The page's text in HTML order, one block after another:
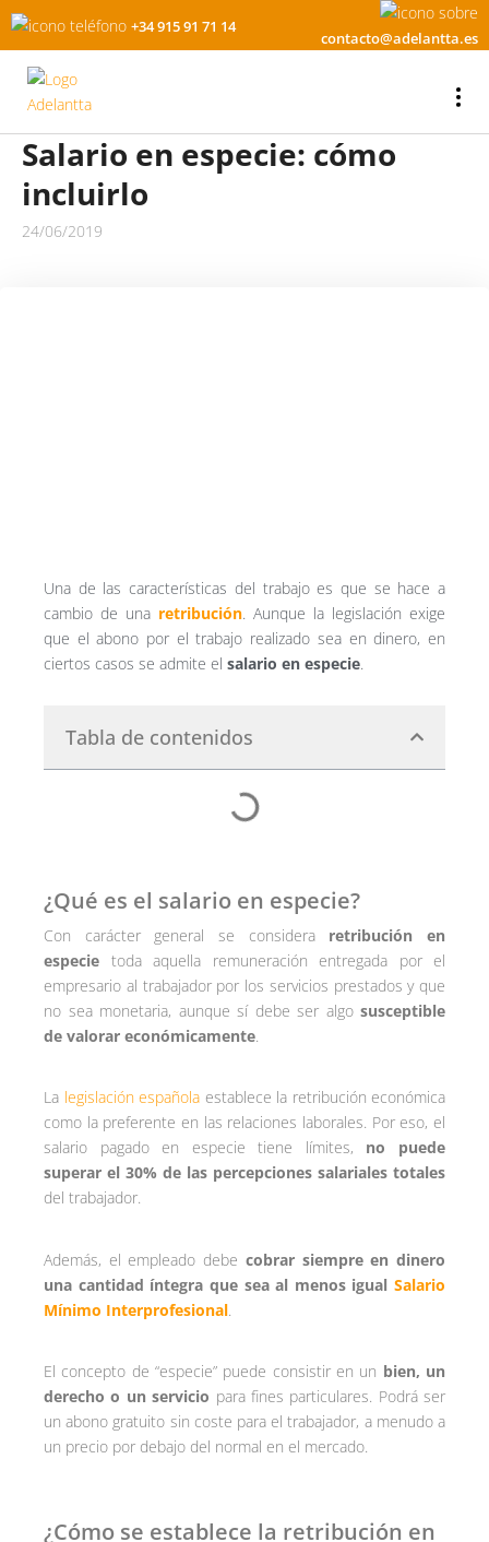
+34 915 91 71 14
contacto@adelantta.es
Salario en especie: cómo
incluirlo
24/06/2019
Una de las características del trabajo es que se hace a
cambio de una retribución . Aunque la legislación exige
que el abono por el trabajo realizado sea en dinero, en
ciertos casos se admite el salario en especie
Tabla de contenidos
¿Qué es el salario en especie?
Con carácter general se considera retribución en
especie toda aquella remuneración entregada por el
empresario al trabajador por los servicios prestados y que
no sea monetaria, aunque sí debe ser algo susceptible
de valorar económicamente
La legislación española establece la retribución económica
como la preferente en las relaciones laborales. Por eso, el
salario pagado en especie tiene límites, no puede
superar el 30% de las percepciones salariales totales
del trabajador.
Además, el empleado debe cobrar siempre en dinero
una cantidad íntegra que sea al menos igual Salario
Mínimo Interprofesional
El concepto de “especie” puede consistir en un bien, un
derecho o un servicio para fines particulares. Podrá ser
un abono gratuito sin coste para el trabajador, a menudo a
un precio por debajo del normal en el mercado.
¿Cómo se establece la retribución en